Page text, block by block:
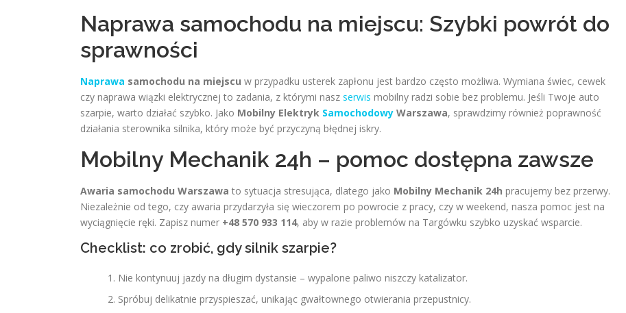
Naprawa samochodu na miejscu: Szybki powrót do
sprawności
Naprawa samochodu na miejscu w przypadku usterek zapłonu jest bardzo często możliwa. Wymiana świec, cewek
czy naprawa wiązki elektrycznej to zadania, z którymi nasz serwis mobilny radzi sobie bez problemu. Jeśli Twoje auto
szarpie, warto działać szybko. Jako Mobilny Elektryk Samochodowy Warszawa, sprawdzimy również poprawność
działania sterownika silnika, który może być przyczyną błędnej iskry.
Mobilny Mechanik 24h – pomoc dostępna zawsze
Awaria samochodu Warszawa to sytuacja stresująca, dlatego jako Mobilny Mechanik 24h pracujemy bez przerwy.
Niezależnie od tego, czy awaria przydarzyła się wieczorem po powrocie z pracy, czy w weekend, nasza pomoc jest na
wyciągnięcie ręki. Zapisz numer +48 570 933 114, aby w razie problemów na Targówku szybko uzyskać wsparcie.
Checklist: co zrobić, gdy silnik szarpie?
Nie kontynuuj jazdy na długim dystansie – wypalone paliwo niszczy katalizator.
Spróbuj delikatnie przyspieszać, unikając gwałtownego otwierania przepustnicy.